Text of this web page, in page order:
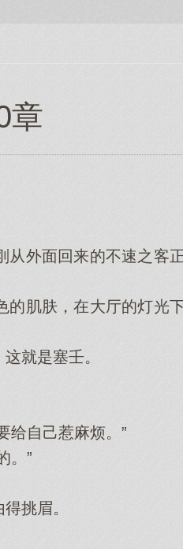
章
外面回来的不速之客
肌肤，在大厅的灯光
就是塞壬。
自己惹麻烦。”
。”
挑眉。